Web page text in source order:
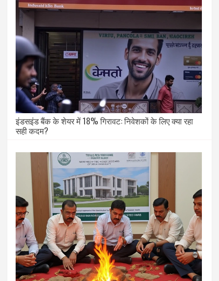
इंडसइंड बैंक के शेयर में 18% गिरावट: निवेशकों के लिए क्या रहा
सही कदम?